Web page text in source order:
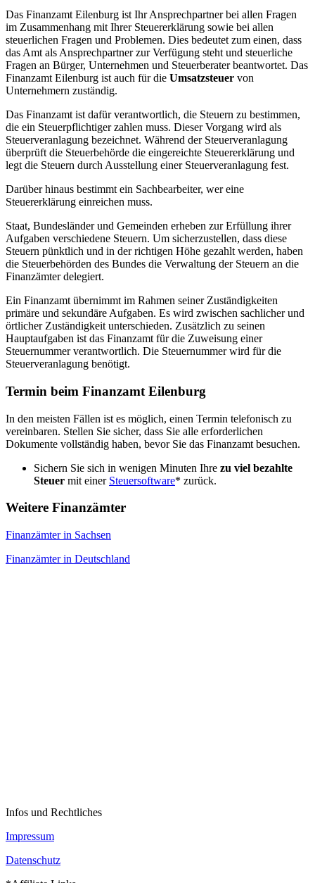
Das Finanzamt Eilenburg ist Ihr Ansprechpartner bei allen Fragen
im Zusammenhang mit Ihrer Steuererklärung sowie bei allen
steuerlichen Fragen und Problemen. Dies bedeutet zum einen, dass
das Amt als Ansprechpartner zur Verfügung steht und steuerliche
Fragen an Bürger, Unternehmen und Steuerberater beantwortet. Das
Finanzamt Eilenburg ist auch für die Umsatzsteuer von
Unternehmern zuständig.
Das Finanzamt ist dafür verantwortlich, die Steuern zu bestimmen,
die ein Steuerpflichtiger zahlen muss. Dieser Vorgang wird als
Steuerveranlagung bezeichnet. Während der Steuerveranlagung
überprüft die Steuerbehörde die eingereichte Steuererklärung und
legt die Steuern durch Ausstellung einer Steuerveranlagung fest.
Darüber hinaus bestimmt ein Sachbearbeiter, wer eine
Steuererklärung einreichen muss.
Staat, Bundesländer und Gemeinden erheben zur Erfüllung ihrer
Aufgaben verschiedene Steuern. Um sicherzustellen, dass diese
Steuern pünktlich und in der richtigen Höhe gezahlt werden, haben
die Steuerbehörden des Bundes die Verwaltung der Steuern an die
Finanzämter delegiert.
Ein Finanzamt übernimmt im Rahmen seiner Zuständigkeiten
primäre und sekundäre Aufgaben. Es wird zwischen sachlicher und
örtlicher Zuständigkeit unterschieden. Zusätzlich zu seinen
Hauptaufgaben ist das Finanzamt für die Zuweisung einer
Steuernummer verantwortlich. Die Steuernummer wird für die
Steuerveranlagung benötigt.
Termin beim Finanzamt Eilenburg
In den meisten Fällen ist es möglich, einen Termin telefonisch zu
vereinbaren. Stellen Sie sicher, dass Sie alle erforderlichen
Dokumente vollständig haben, bevor Sie das Finanzamt besuchen.
Sichern Sie sich in wenigen Minuten Ihre zu viel bezahlte
Steuer mit einer Steuersoftware* zurück.
Weitere Finanzämter
Finanzämter in Sachsen
Finanzämter in Deutschland
Infos und Rechtliches
Impressum
Datenschutz